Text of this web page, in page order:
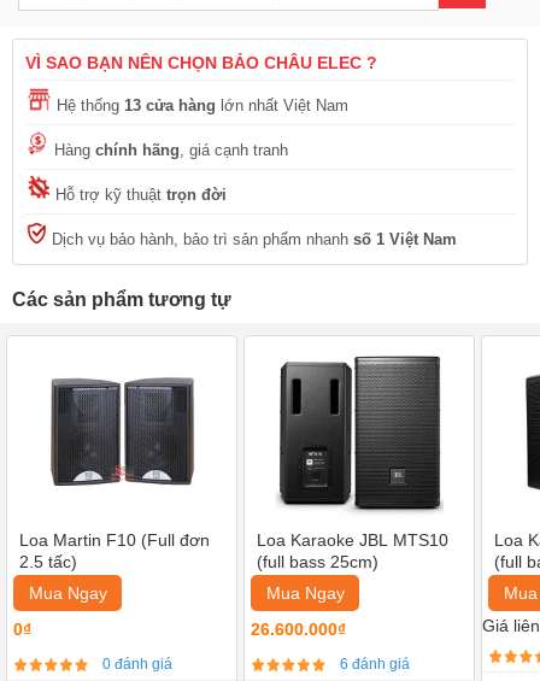
VÌ SAO BẠN NÊN CHỌN BẢO CHÂU ELEC ?
Hệ thống 13 cửa hàng lớn nhất Việt Nam
Hàng chính hãng, giá cạnh tranh
Hỗ trợ kỹ thuật trọn đời
Dịch vụ bảo hành, bảo trì sản phẩm nhanh số 1 Việt Nam
Các sản phẩm tương tự
Loa Martin F10 (Full đơn
2.5 tấc)
Mua Ngay
0₫
0 đánh giá
Loa Karaoke JBL MTS10
(full bass 25cm)
Mua Ngay
26.600.000₫
6 đánh giá
Loa
(full
Giá